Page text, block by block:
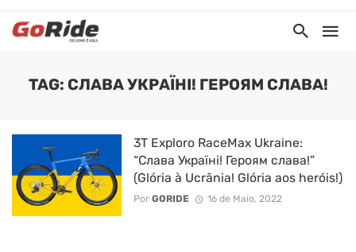
TAG: СЛАВА УКРАЇНІ! ГЕРОЯМ СЛАВА!
3T Exploro RaceMax Ukraine:
“Слава Україні! Героям слава!”
(Glória à Ucrânia! Glória aos heróis!)
Por GORIDE 16 de Maio, 2022